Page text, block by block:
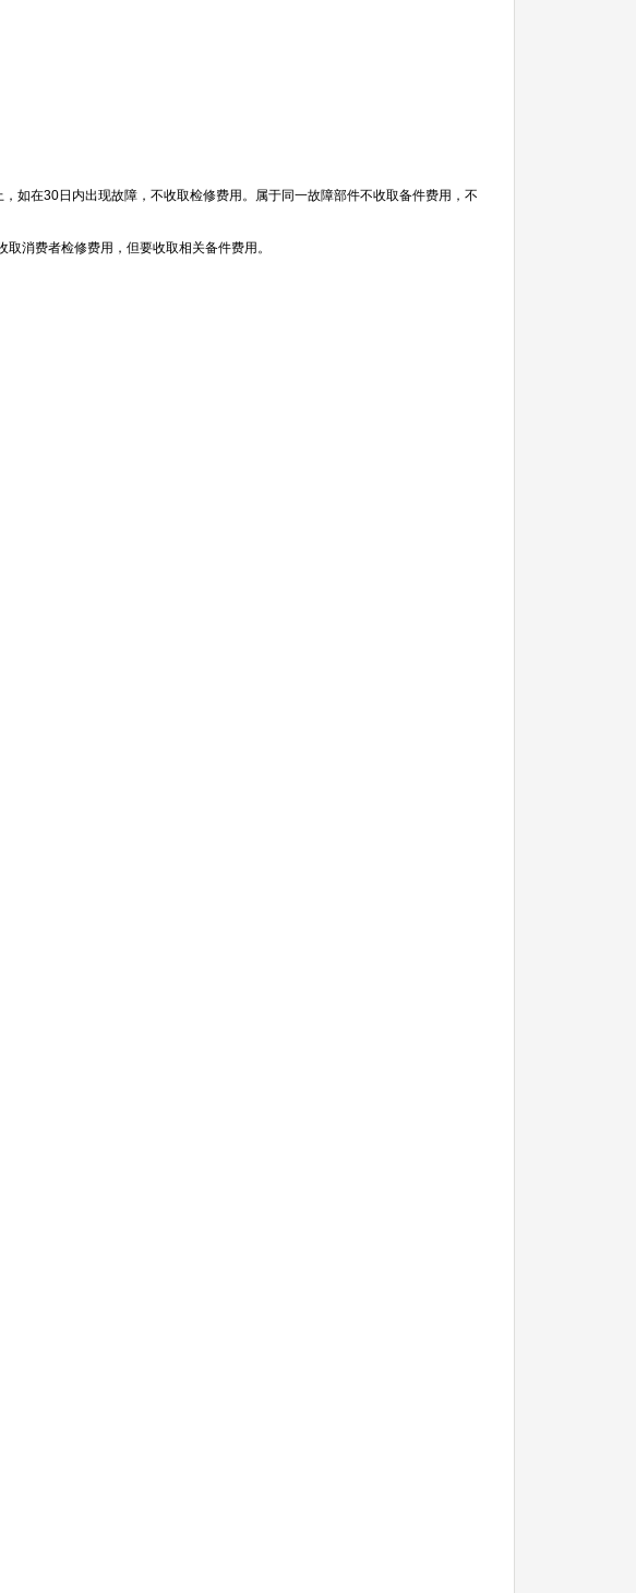
如在30日内出现故障，不收取检修费用。属于同一故障部件不收取备件费用，不
消费者检修费用，但要收取相关备件费用。